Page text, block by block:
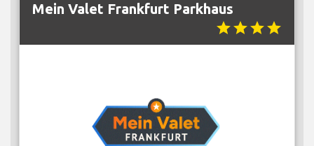
Mein Valet Frankfurt Parkhaus
starstarstarstar